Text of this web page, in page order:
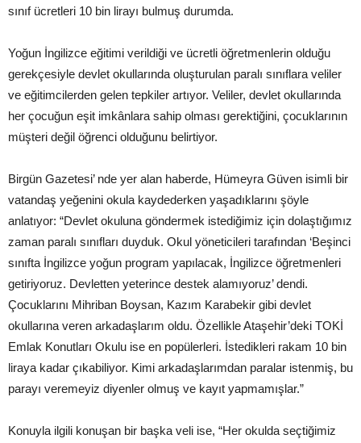
sınıf ücretleri 10 bin lirayı bulmuş durumda.
Yoğun İngilizce eğitimi verildiği ve ücretli öğretmenlerin olduğu
gerekçesiyle devlet okullarında oluşturulan paralı sınıflara veliler
ve eğitimcilerden gelen tepkiler artıyor. Veliler, devlet okullarında
her çocuğun eşit imkânlara sahip olması gerektiğini, çocuklarının
müşteri değil öğrenci olduğunu belirtiyor.
Birgün Gazetesi’ nde yer alan haberde, Hümeyra Güven isimli bir
vatandaş yeğenini okula kaydederken yaşadıklarını şöyle
anlatıyor: “Devlet okuluna göndermek istediğimiz için dolaştığımız
zaman paralı sınıfları duyduk. Okul yöneticileri tarafından ‘Beşinci
sınıfta İngilizce yoğun program yapılacak, İngilizce öğretmenleri
getiriyoruz. Devletten yeterince destek alamıyoruz’ dendi.
Çocuklarını Mihriban Boysan, Kazım Karabekir gibi devlet
okullarına veren arkadaşlarım oldu. Özellikle Ataşehir’deki TOKİ
Emlak Konutları Okulu ise en popülerleri. İstedikleri rakam 10 bin
liraya kadar çıkabiliyor. Kimi arkadaşlarımdan paralar istenmiş, bu
parayı veremeyiz diyenler olmuş ve kayıt yapmamışlar.”
Konuyla ilgili konuşan bir başka veli ise, “Her okulda seçtiğimiz